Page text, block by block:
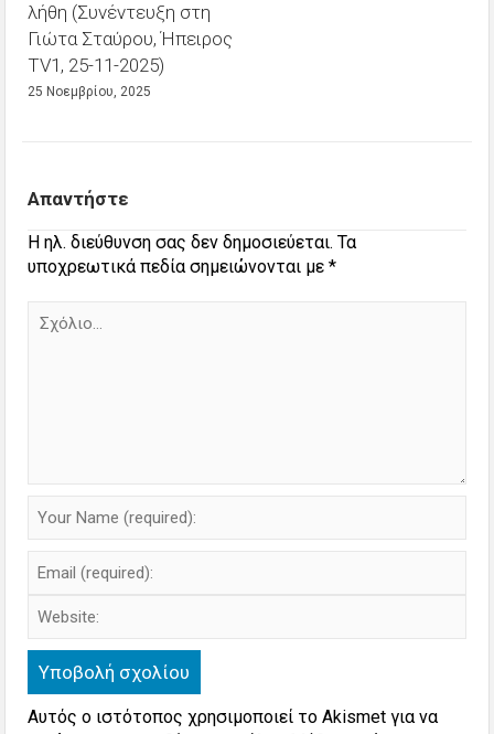
λήθη (Συνέντευξη στη
Γιώτα Σταύρου, Ήπειρος
TV1, 25-11-2025)
25 Νοεμβρίου, 2025
Απαντήστε
Η ηλ. διεύθυνση σας δεν δημοσιεύεται. Τα
υποχρεωτικά πεδία σημειώνονται με*
Αυτός ο ιστότοπος χρησιμοποιεί το Akismet για να